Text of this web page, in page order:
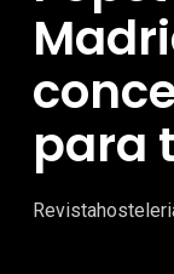
para